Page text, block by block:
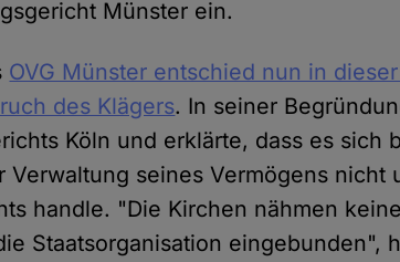
Münster ein.
OVG Münster entschied nun in
des Klägers. In seiner
Köln und erklärte, dass es sich
Verwaltung seines Vermögens nicht
handle. "Die Kirchen nähmen
Staatsorganisation eingebunden",